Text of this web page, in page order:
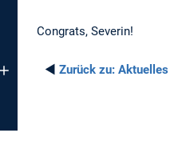
Congrats, Severin!
◄ Zurück zu: Aktuelles